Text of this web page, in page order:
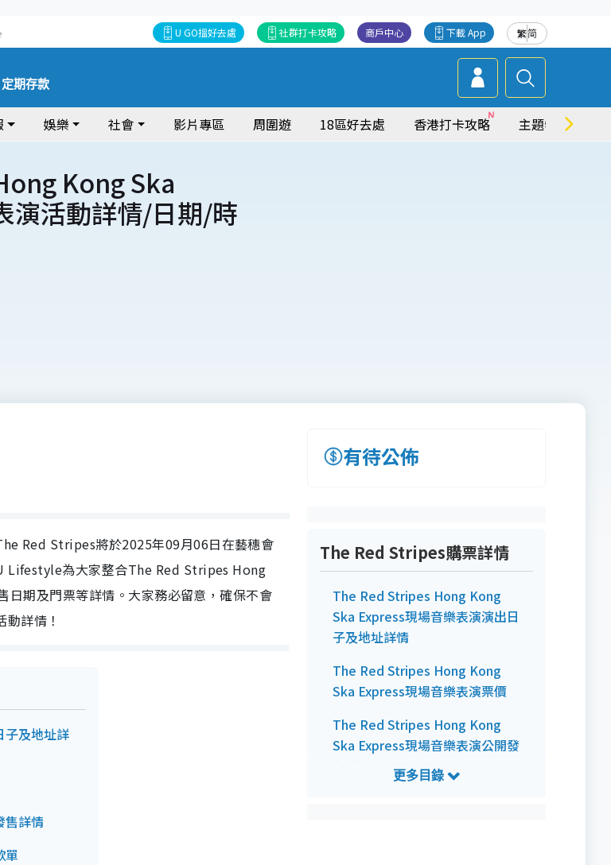
繁简
下載 App
商戶中心
社群打卡攻略
U GO搵好去處
定期存款
娛樂 社會 影片專區 周圍遊 18區好去處 香港打卡攻略 主題特集
Kong Ska
演活動詳情/日期/時
Red Stripes將於2025年09月06日在藝穗會
Lifestyle為大家整合The Red Stripes Hong
日期及門票等詳情。大家務必留意，確保不會
詳情！
及地址詳
售詳情
單
有待公佈
The Red Stripes購票詳情
The Red Stripes Hong Kong
Ska Express現場音樂表演演出日
子及地址詳情
The Red Stripes Hong Kong
Ska Express現場音樂表演票價
The Red Stripes Hong Kong
Ska Express現場音樂表演公開發